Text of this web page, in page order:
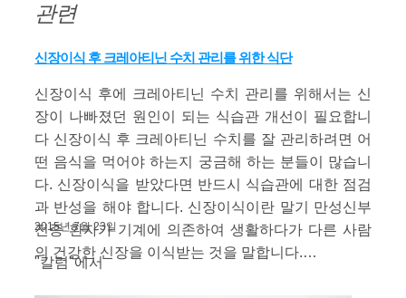
관련
신장이식 후 크레아티닌 수치 관리를 위한 식단
신장이식 후에 크레아티닌 수치 관리를 위해서는 신
장이 나빠졌던 원인이 되는 식습관 개선이 필요합니
다 신장이식 후 크레아티닌 수치를 잘 관리하려면 어
떤 음식을 먹어야 하는지 궁금해 하는 분들이 많습니
다. 신장이식을 받았다면 반드시 식습관에 대한 점검
과 반성을 해야 합니다. 신장이식이란 말기 만성신부
전증 환자가 기계에 의존하여 생활하다가 다른 사람
의 건강한 신장을 이식받는 것을 말합니다.…
2015년 7월 23일
"칼럼"에서